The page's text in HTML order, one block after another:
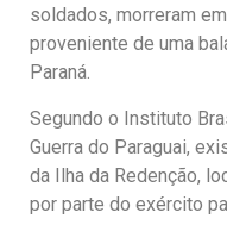
soldados, morreram
proveniente de uma
Paraná.
Segundo o Instituto
Guerra do Paraguai,
da Ilha da Redenção,
por parte do exército